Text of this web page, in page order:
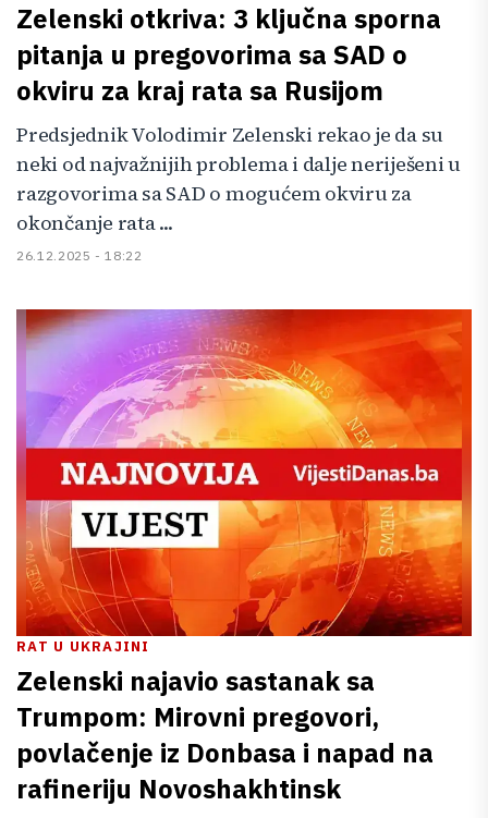
Zelenski otkriva: 3 ključna sporna
pitanja u pregovorima sa SAD o
okviru za kraj rata sa Rusijom
Predsjednik Volodimir Zelenski rekao je da su
neki od najvažnijih problema i dalje neriješeni u
razgovorima sa SAD o mogućem okviru za
okončanje rata ...
26.12.2025 - 18:22
RAT U UKRAJINI
Zelenski najavio sastanak sa
Trumpom: Mirovni pregovori,
povlačenje iz Donbasa i napad na
rafineriju Novoshakhtinsk